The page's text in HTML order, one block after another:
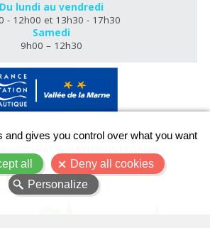
Du lundi au vendredi
- 12h00 et 13h30 - 17h30
Samedi
9h00 – 12h30
PLAN DU SITE
and gives you control over what you want
all
Deny all cookies
Personalize